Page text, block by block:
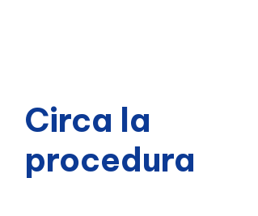
Circa la
procedura